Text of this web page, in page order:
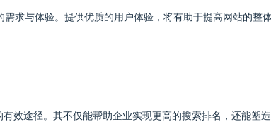
求与体验。提供优质的用户体验，将有助于提高网站的整
效途径。其不仅能帮助企业实现更高的搜索排名，还能塑